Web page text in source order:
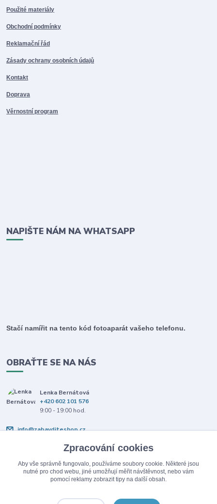
Použité materiály
Obchodní podmínky
Reklamační řád
Zásady ochrany osobních údajů
Kontakt
Doprava
Věrnostní program
NAPIŠTE NÁM NA WHATSAPP
Stačí namířit na tento kód fotoaparát vašeho telefonu.
OBRAŤTE SE NA NÁS
Lenka Bernátová
+420 602 101 576
9:00 - 19:00 hod.
info@zabavditeshop.cz
Upravit sběr cookies.
Zpracování cookies
Aby vše správně fungovalo, používáme soubory cookie. Některé jsou
nutné pro chod webu, jiné umožňují měřit návštěvnost, nebo vám
pomocí reklamy zobrazit tipy na další obsah.